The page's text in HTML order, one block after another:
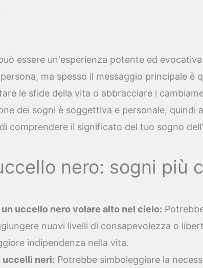
essere un'esperienza potente ed
ma spesso il messaggio principale è
le sfide della vita o abbracciare i
dei sogni è soggettiva e personale, quindi
comprendere il significato del tuo sogno
nero: sogni più
uccello nero volare alto nel cielo:
nuovi livelli di consapevolezza o
indipendenza nella vita.
uccelli neri: Potrebbe simboleggiare la